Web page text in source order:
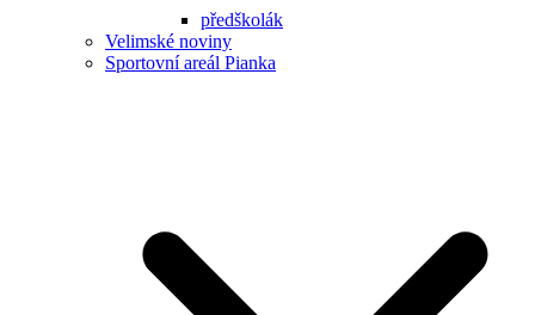
předškolák
Velimské noviny
Sportovní areál Pianka